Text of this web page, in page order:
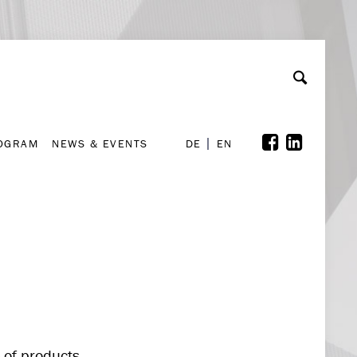
NEWS & EVENTS DE EN